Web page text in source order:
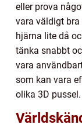
eller prova
vara väldigt
hjärna lite då
tänka snabbt
vara
som kan vara
olika 3D pussel.